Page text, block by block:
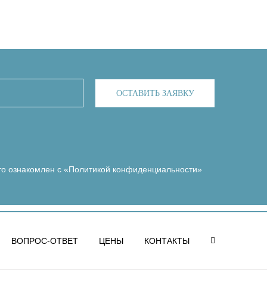
ОСТАВИТЬ ЗАЯВКУ
ознакомлен с «Политикой конфиденциальности»
ВОПРОС-ОТВЕТ ЦЕНЫ КОНТАКТЫ